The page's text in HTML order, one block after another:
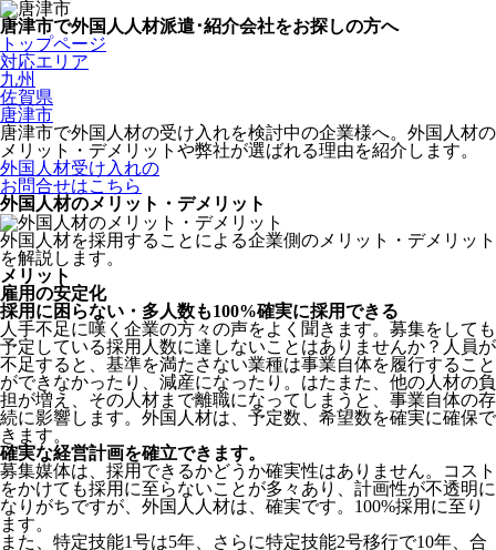
唐津市で外国人人材派遣･紹介会社をお探しの方へ
トップページ
対応エリア
九州
佐賀県
唐津市
唐津市で外国人材の受け入れを検討中の企業様へ。外国人材の
メリット・デメリットや弊社が選ばれる理由を紹介します。
外国人材受け入れの
お問合せはこちら
外国人材のメリット・デメリット
外国人材を採用することによる企業側のメリット・デメリット
を解説します。
メリット
雇用の安定化
採用に困らない・多人数も100%確実に採用できる
人手不足に嘆く企業の方々の声をよく聞きます。募集をしても
予定している採用人数に達しないことはありませんか？人員が
不足すると、基準を満たさない業種は事業自体を履行すること
ができなかったり、減産になったり。はたまた、他の人材の負
担が増え、その人材まで離職になってしまうと、事業自体の存
続に影響します。 外国人材は、予定数、希望数を確実に確保で
きます。
確実な経営計画を確立できます。
募集媒体は、採用できるかどうか確実性はありません。コスト
をかけても採用に至らないことが多々あり、計画性が不透明に
なりがちですが、外国人人材は、確実です。100%採用に至り
ます。
また、特定技能1号は5年、さらに特定技能2号移行で10年、合